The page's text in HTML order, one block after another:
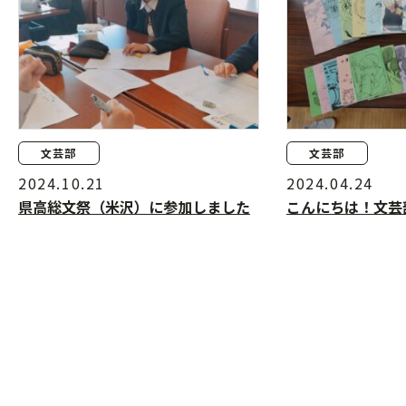
文芸部
2024.10.21
県高総文祭（米沢）に参加しました
文芸部
2024.04.24
こんにちは！文